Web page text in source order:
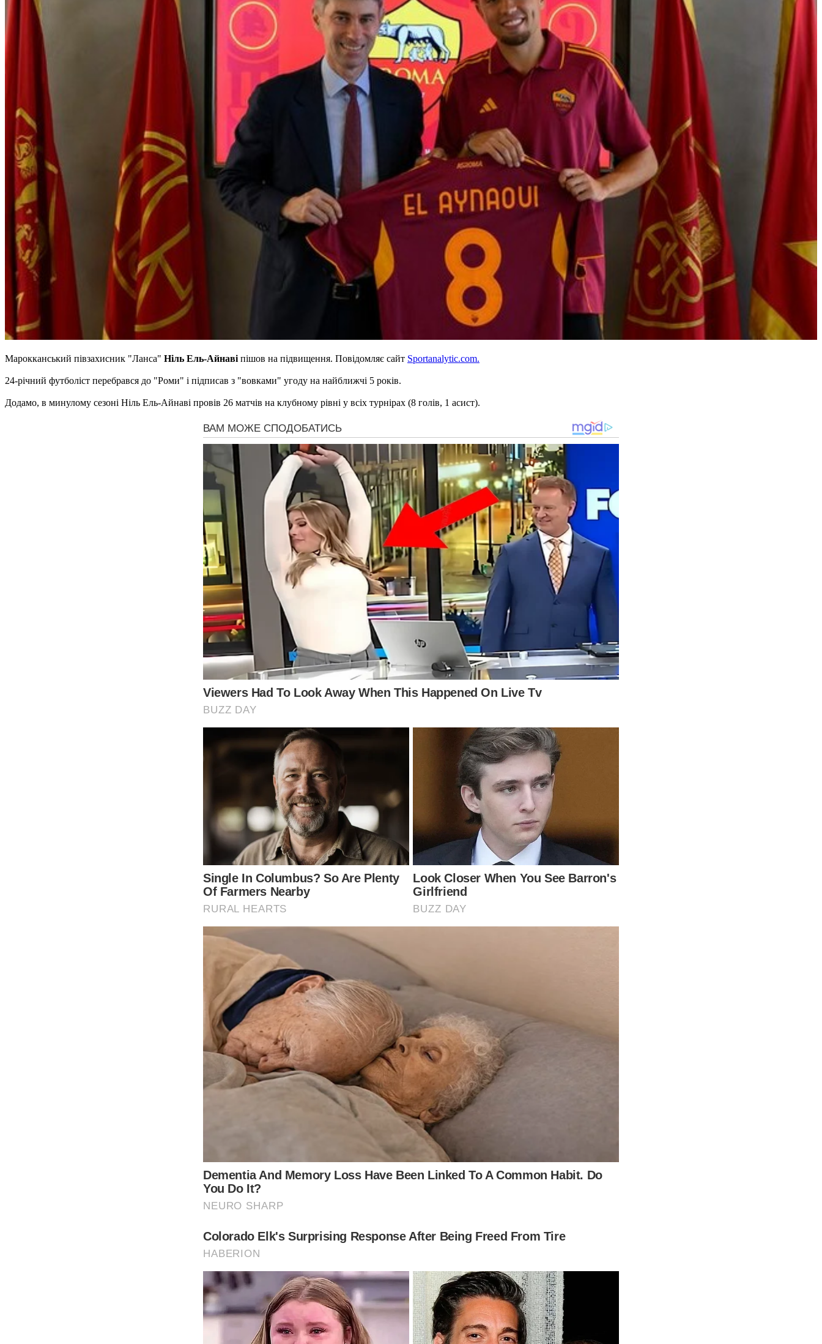
Марокканський півзахисник "Ланса" Ніль Ель-Айнаві пішов на підвищення. Повідомляє сайт Sportanalytic.com.
24-річний футболіст перебрався до "Роми" і підписав з "вовками" угоду на найближчі 5 років.
Додамо, в минулому сезоні Ніль Ель-Айнаві провів 26 матчів на клубному рівні у всіх турнірах (8 голів, 1 асист).